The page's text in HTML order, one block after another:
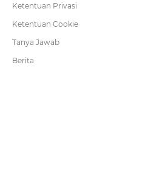
Ketentuan Privasi
Ketentuan Cookie
Tanya Jawab
Berita